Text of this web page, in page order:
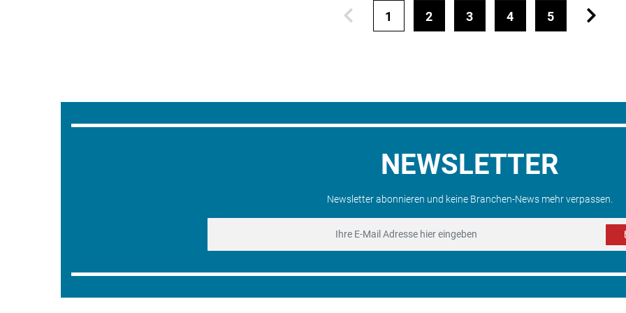
1 2 3 4 5
NEWSLETTER
Newsletter abonnieren und keine Branchen-News mehr verpassen.